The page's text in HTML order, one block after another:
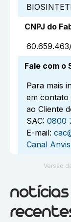
CNPJ do
Fale com o
Para mais
em contato
ao Cliente
SAC: 0800
E-mail:
Canal
Versão
notícias